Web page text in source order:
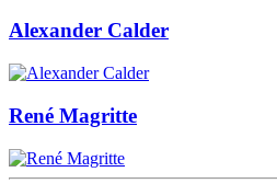
Alexander Calder
René Magritte